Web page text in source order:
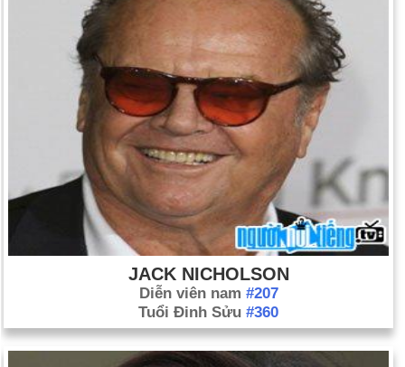
JACK NICHOLSON
Diễn viên nam #207
Tuổi Đinh Sửu #360